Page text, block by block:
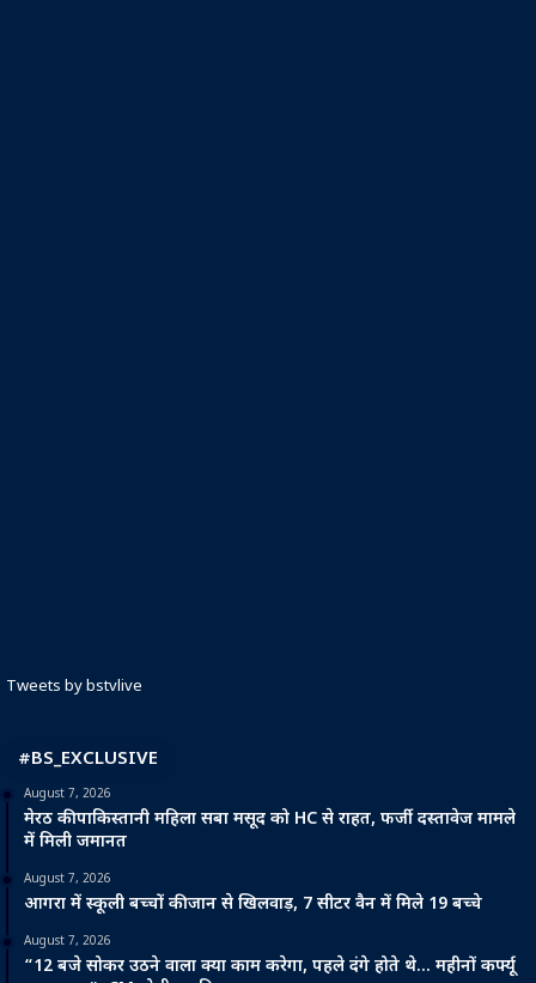
Tweets by bstvlive
#BS_EXCLUSIVE
August 7, 2026
मेरठ की पाकिस्तानी महिला सबा मसूद को HC से राहत, फर्जी दस्तावेज मामले
में मिली जमानत
August 7, 2026
आगरा में स्कूली बच्चों की जान से खिलवाड़, 7 सीटर वैन में मिले 19 बच्चे
August 7, 2026
“12 बजे सोकर उठने वाला क्या काम करेगा, पहले दंगे होते थे… महीनों कर्फ्यू